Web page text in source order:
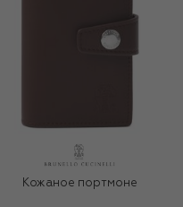
Кожаное портмоне